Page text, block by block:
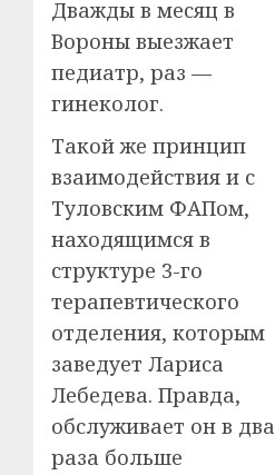
Дважды в месяц в
Вороны выезжает
педиатр, раз —
гинеколог.
Такой же принцип
взаимодействия и с
Туловским ФАПом,
находящимся в
структуре 3-го
терапевтического
отделения, которым
заведует Лариса
Лебедева. Правда,
обслуживает он в два
раза больше